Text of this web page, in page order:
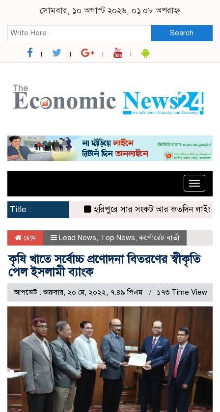
সোমবার, ১০ অগাস্ট ২০২৬, ০১:০৮ অপরাহ্ন
Search
Toggle
Title :
হরিপুরে সার সংকট আর কতদিন লাইনে
হোম Lead News Top News ,কর্পোরেট বার্তা
কৃষি খাতে সর্বোচ্চ প্রণোদনা বিতরণের স্বীকৃতি
পেল ইসলামী ব্যাংক
আপডেট : শুক্রবার, ২০ মে, ২০২২, ৭.৪৯ পিএম ১৭৩ Time View